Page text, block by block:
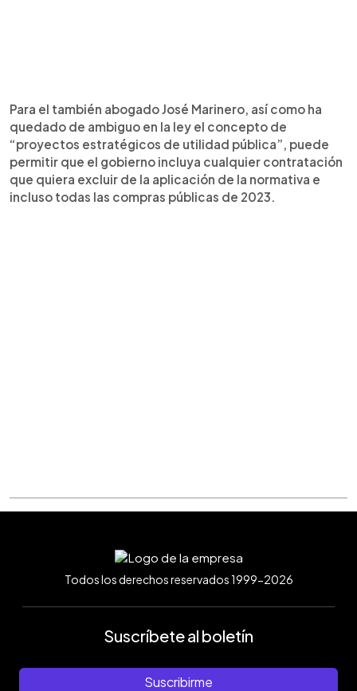
Para el también abogado José Marinero, así como ha
quedado de ambiguo en la ley el concepto de
“proyectos estratégicos de utilidad pública”, puede
permitir que el gobierno incluya cualquier contratación
que quiera excluir de la aplicación de la normativa e
incluso todas las compras públicas de 2023.
Todos los derechos reservados 1999-2026
Suscríbete al boletín
Suscribirme